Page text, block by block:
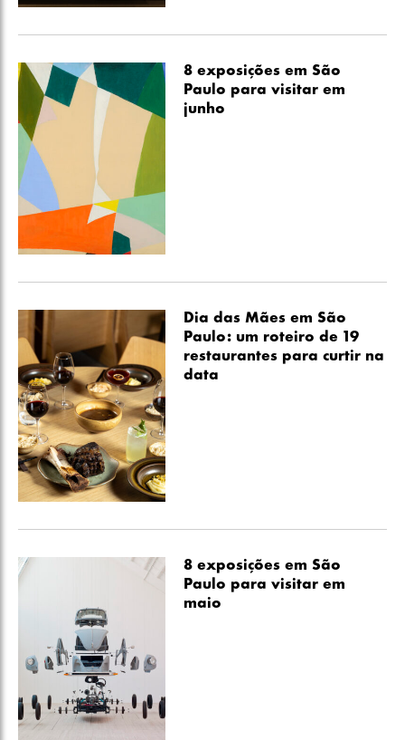
8 exposições em São
Paulo para visitar em
junho
Dia das Mães em São
Paulo: um roteiro de 19
restaurantes para curtir na
data
8 exposições em São
Paulo para visitar em
maio